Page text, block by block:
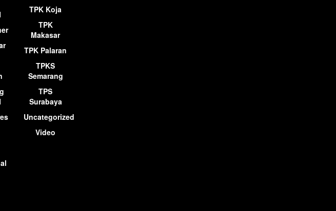
TPK Koja
TPK
Makasar
TPK Palaran
TPKS
Semarang
TPS
Surabaya
Uncategorized
Video